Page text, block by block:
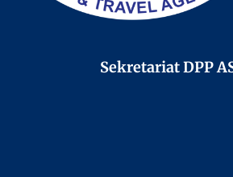
Sekretariat DPP